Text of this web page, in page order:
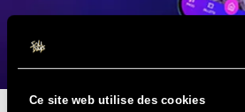
Ce site web utilise des cookies